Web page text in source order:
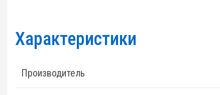
Характеристики
Производитель